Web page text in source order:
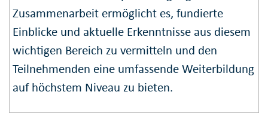
Zusammenarbeit ermöglicht es, fundierte
Einblicke und aktuelle Erkenntnisse aus diesem
wichtigen Bereich zu vermitteln und den
Teilnehmenden eine umfassende Weiterbildung
auf höchstem Niveau zu bieten.